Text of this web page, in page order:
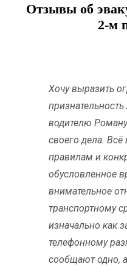
Отзывы об
2-м
Хочу выразить
водителю
своего дела.
правилам и
обусловленное
внимательное
транспортному
изначально как
телефонному
сообщают одно,